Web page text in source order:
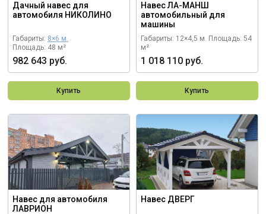
Дачный навес для
автомобиля НИКОЛИНО
Габариты: 8×6 м.
Площадь: 48 м²
982 643 руб.
Купить
Навес ЛА-МАНШ
автомобильный для
машины
Габариты: 12×4,5 м. Площадь: 54
м²
1 018 110 руб.
Купить
Навес для автомобиля
ЛАВРИОН
Навес ДВЕРГ